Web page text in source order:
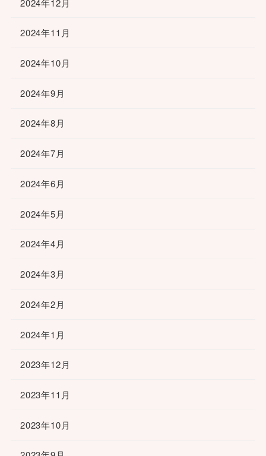
2024年11月
2024年10月
2024年9月
2024年8月
2024年7月
2024年6月
2024年5月
2024年4月
2024年3月
2024年2月
2024年1月
2023年12月
2023年11月
2023年10月